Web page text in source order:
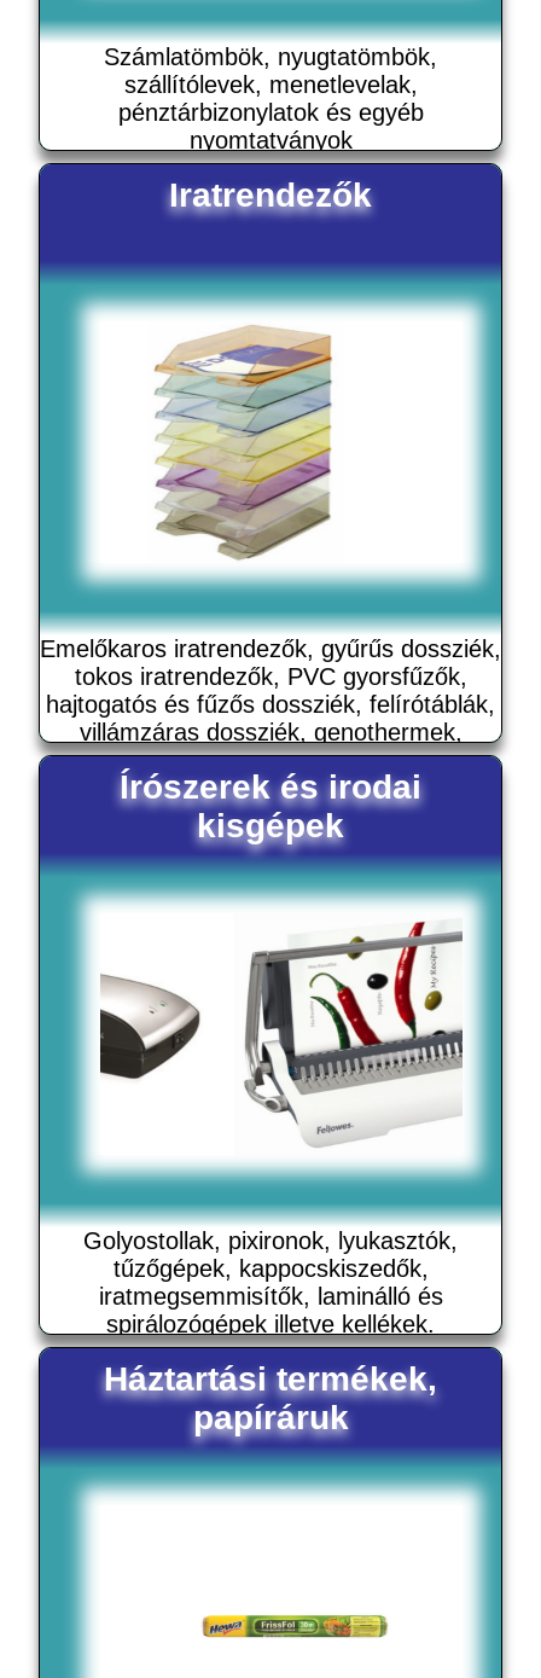
Számlatömbök, nyugtatömbök,
szállítólevek, menetlevelak,
pénztárbizonylatok és egyéb
nyomtatványok
Iratrendezők
Emelőkaros iratrendezők, gyűrűs dossziék,
tokos iratrendezők, PVC gyorsfűzők,
hajtogatós és fűzős dossziék, felírótáblák,
villámzáras dossziék, genothermek,
lefűzhető genothermek és gumis mappák
Írószerek és irodai
kisgépek
Golyostollak, pixironok, lyukasztók,
tűzőgépek, kappocskiszedők,
iratmegsemmisítők, laminálló és
spirálozógépek illetve kellékek.
Háztartási termékek,
papíráruk